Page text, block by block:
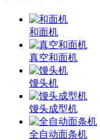
和面机
真空和面机
馒头机
馒头成型机
全自动面条机